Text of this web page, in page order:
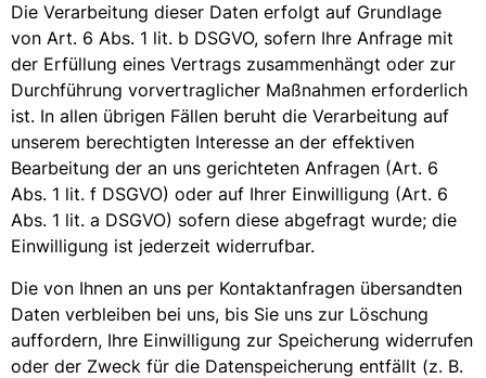
Die Verarbeitung dieser Daten erfolgt auf Grundlage
von Art. 6 Abs. 1 lit. b DSGVO, sofern Ihre Anfrage mit
der Erfüllung eines Vertrags zusammenhängt oder zur
Durchführung vorvertraglicher Maßnahmen erforderlich
ist. In allen übrigen Fällen beruht die Verarbeitung auf
unserem berechtigten Interesse an der effektiven
Bearbeitung der an uns gerichteten Anfragen (Art. 6
Abs. 1 lit. f DSGVO) oder auf Ihrer Einwilligung (Art. 6
Abs. 1 lit. a DSGVO) sofern diese abgefragt wurde; die
Einwilligung ist jederzeit widerrufbar.
Die von Ihnen an uns per Kontaktanfragen übersandten
Daten verbleiben bei uns, bis Sie uns zur Löschung
auffordern, Ihre Einwilligung zur Speicherung widerrufen
oder der Zweck für die Datenspeicherung entfällt (z. B.